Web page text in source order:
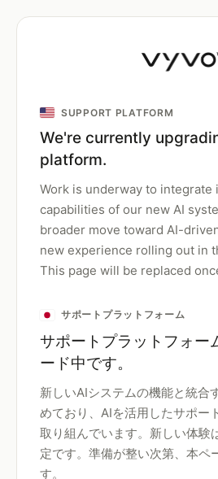
SUPPORT PLATFORM
We're currently
platform.
Work is underway to integrate
capabilities of our new AI
broader move toward AI-
new experience rolling out in
This page will be replaced
サポートプラットフォーム
サポートプラットフォー
ード中です。
新しいAIシステムの機能と統合
めており、AIを活用したサポー
取り組んでいます。新しい体験
定です。準備が整い次第、本ペ
す。